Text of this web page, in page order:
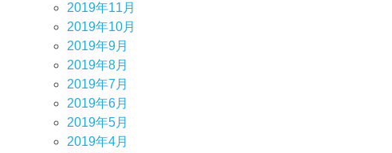
2019年11月
2019年10月
2019年9月
2019年8月
2019年7月
2019年6月
2019年5月
2019年4月